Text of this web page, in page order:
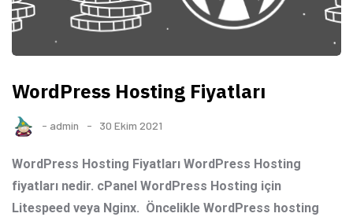
WordPress Hosting Fiyatları
- admin 30 Ekim 2021
WordPress Hosting Fiyatları WordPress Hosting
fiyatları nedir. cPanel WordPress Hosting için
Litespeed veya Nginx. Öncelikle WordPress hosting